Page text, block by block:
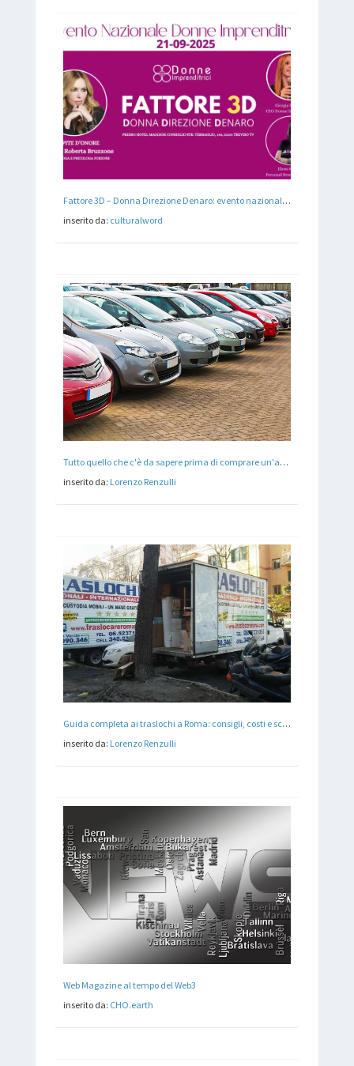
Fattore 3D – Donna Direzione Denaro: evento nazionale sul protagonismo economico femminile
inserito da: culturalword
Tutto quello che c'è da sapere prima di comprare un'auto
inserito da: Lorenzo Renzulli
Guida completa ai traslochi a Roma: consigli, costi e scelta della ditta di traslochi
inserito da: Lorenzo Renzulli
Web Magazine al tempo del Web3
inserito da: CHO.earth